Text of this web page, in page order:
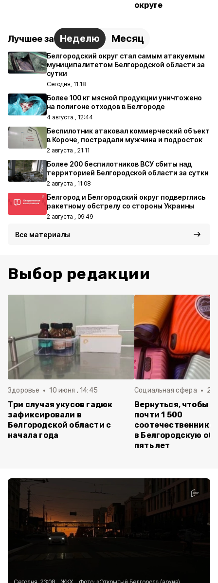
округе
Лучшее за Неделю Месяц
Белгородский округ стал самым атакуемым
муниципалитетом Белгородской области за
сутки
Сегодня, 11:18
Более 100 кг мясной продукции уничтожено
на полигоне отходов в Белгороде
4 августа , 12:44
Беспилотник атаковал коммерческий объект
в Короче, пострадали мужчина и подросток
2 августа , 21:11
Более 200 беспилотников ВСУ сбиты над
территорией Белгородской области за сутки
2 августа , 11:08
Белгород и Белгородский округ подверглись
ракетному обстрелу со стороны Украины
2 августа , 09:49
Все материалы
Выбор редакции
Здоровье 10 июня , 14:45
Три случая укусов гадюк
зафиксировали в
Белгородской области с
начала года
Социальная сфера 20
Вернуться, чтобы
почти 1 500
в Белгородскую
пять лет